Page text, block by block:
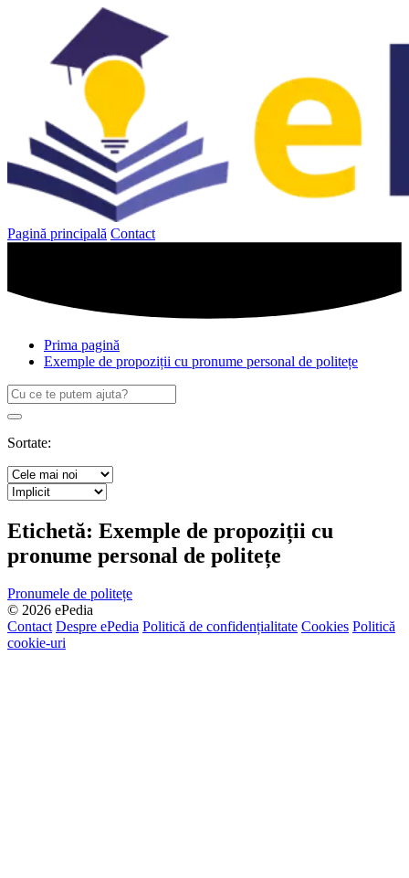
Pagină principală Contact
Prima pagină
Exemple de propoziții cu pronume personal de politețe
Caută
după:
Search
Sortate:
Etichetă: Exemple de propoziții cu
pronume personal de politețe
Pronumele de politețe
© 2026 ePedia
Contact Despre ePedia Politică de confidențialitate Cookies Politică
cookie-uri